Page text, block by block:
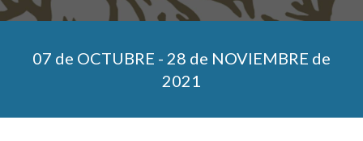
07 de OCTUBRE - 28 de NOVIEMBRE de
2021